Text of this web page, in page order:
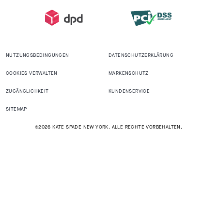
NUTZUNGSBEDINGUNGEN DATENSCHUTZERKLÄRUNG
COOKIES VERWALTEN MARKENSCHUTZ
ZUGÄNGLICHKEIT KUNDENSERVICE
SITEMAP
©2026 KATE SPADE NEW YORK. ALLE RECHTE VORBEHALTEN.